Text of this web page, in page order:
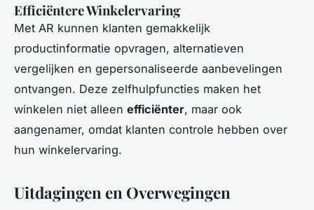
Efficiëntere Winkelervaring
Met AR kunnen klanten gemakkelijk
productinformatie opvragen, alternatieven
vergelijken en gepersonaliseerde aanbevelingen
ontvangen. Deze zelfhulpfuncties maken het
winkelen niet alleen efficiënter, maar ook
aangenamer, omdat klanten controle hebben over
hun winkelervaring.
Uitdagingen en Overwegingen